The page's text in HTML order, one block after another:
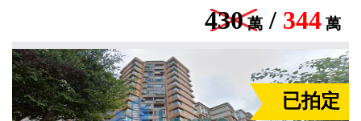
430 萬 / 344 萬
已拍定